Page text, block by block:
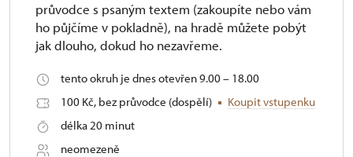
průvodce s psaným textem (zakoupíte nebo vám
ho půjčíme v pokladně), na hradě můžete pobýt
jak dlouho, dokud ho nezavřeme.
tento okruh je dnes otevřen 9.00 – 18.00
100 Kč, bez průvodce (dospělí)
Koupit vstupenku
délka 20 minut
neomezeně